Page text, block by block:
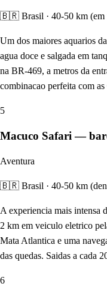
🇧🇷 Brasil · 40-50 km (em
Um dos maiores aquarios
agua doce e salgada em
na BR-469, a metros da
combinacao perfeita com
5
Macuco Safari —
Aventura
🇧🇷 Brasil · 40-50 km
A experiencia mais intensa
2 km em veiculo eletrico
Mata Atlantica e uma
das quedas. Saidas a cada
6